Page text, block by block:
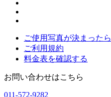
ご使用写真が決まったら
ご利用規約
料金表を確認する
お問い合わせはこちら
011-572-9282